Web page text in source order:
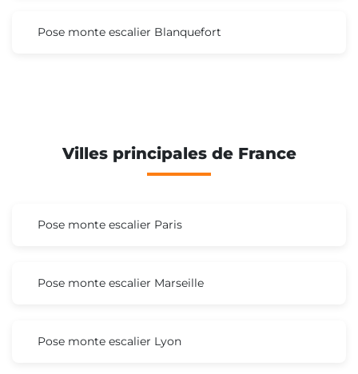
Pose monte escalier Blanquefort
Villes principales de France
Pose monte escalier Paris
Pose monte escalier Marseille
Pose monte escalier Lyon